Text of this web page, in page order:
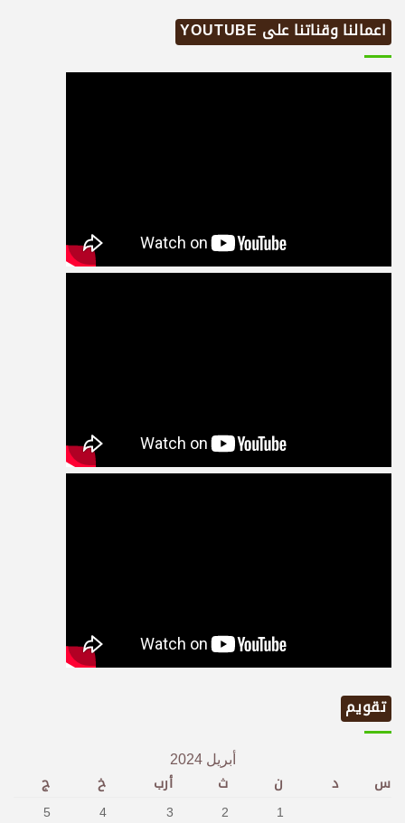
اعمالنا وقناتنا على YOUTUBE
تقويم
أبريل 2024
س د ن ث أرب خ
ج
1
2
3
4
5